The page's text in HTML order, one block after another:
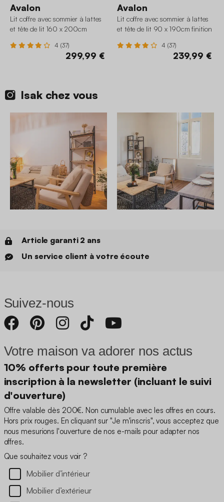
Avalon
Lit coffre avec sommier à lattes
et tête de lit 160 x 200cm
4 (37)
299,99 €
Avalon
Lit coffre avec sommier à lattes
et tête de lit 90 x 190cm finition
4 (37)
239,99 €
Isak chez vous
Article garanti 2 ans
Un service client à votre écoute
Suivez-nous
Votre maison va adorer nos actus
10% offerts pour toute première
inscription à la newsletter (incluant le suivi
d'ouverture)
Offre valable dès 200€. Non cumulable avec les offres en cours.
Hors prix rouges. En cliquant sur "Je m'inscris", vous acceptez que
nous mesurions l'ouverture de nos e-mails pour adapter nos
offres.
Que souhaitez vous voir ?
Mobilier d’intérieur
Mobilier d’extérieur